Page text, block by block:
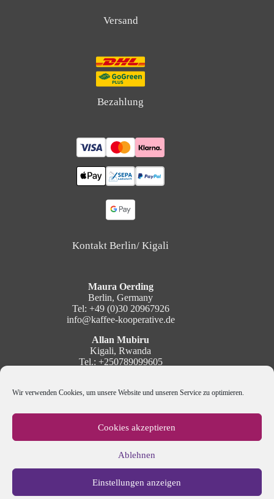
Wir verwenden Cookies, um unsere Website und unseren Service zu optimieren.
Cookies akzeptieren
Ablehnen
Einstellungen anzeigen
Versand
Bezahlung
Kontakt Berlin/ Kigali
Maura Oerding
Berlin, Germany
Tel: +49 (0)30 20967926
info@kaffee-kooperative.de
Allan Mubiru
Kigali, Rwanda
Tel.: +250789099605
Newsletter